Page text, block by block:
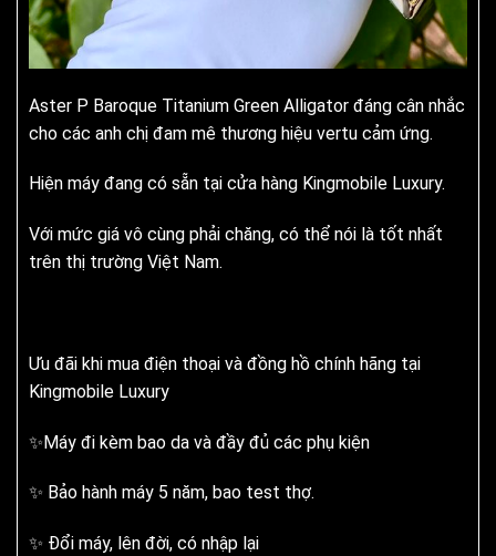
Aster P Baroque Titanium Green Alligator đáng cân nhắc
cho các anh chị đam mê thương hiệu vertu cảm ứng.
Hiện máy đang có sẵn tại cửa hàng Kingmobile Luxury.
Với mức giá vô cùng phải chăng, có thể nói là tốt nhất
trên thị trường Việt Nam.
Ưu đãi khi mua điện thoại và đồng hồ chính hãng tại
Kingmobile Luxury
✨Máy đi kèm bao da và đầy đủ các phụ kiện
✨ Bảo hành máy 5 năm, bao test thợ.
✨ Đổi máy, lên đời, có nhập lại